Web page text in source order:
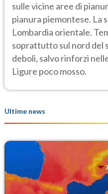
sulle vicine aree di
pianura piemontese. La
Lombardia orientale.
soprattutto sul nord del
deboli, salvo rinforzi
Ligure poco mosso.
Ultime news